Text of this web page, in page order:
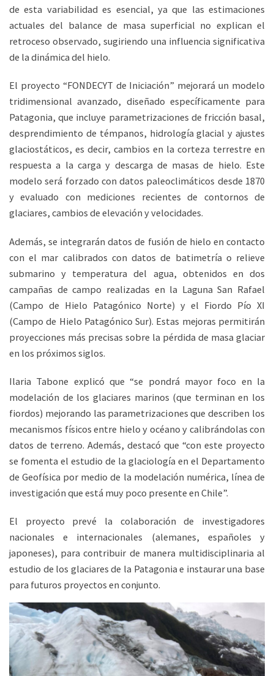
de esta variabilidad es esencial, ya que las estimaciones
actuales del balance de masa superficial no explican el
retroceso observado, sugiriendo una influencia significativa
de la dinámica del hielo.
El proyecto “FONDECYT de Iniciación” mejorará un modelo
tridimensional avanzado, diseñado específicamente para
Patagonia, que incluye parametrizaciones de fricción basal,
desprendimiento de témpanos, hidrología glacial y ajustes
glaciostáticos, es decir, cambios en la corteza terrestre en
respuesta a la carga y descarga de masas de hielo. Este
modelo será forzado con datos paleoclimáticos desde 1870
y evaluado con mediciones recientes de contornos de
glaciares, cambios de elevación y velocidades.
Además, se integrarán datos de fusión de hielo en contacto
con el mar calibrados con datos de batimetría o relieve
submarino y temperatura del agua, obtenidos en dos
campañas de campo realizadas en la Laguna San Rafael
(Campo de Hielo Patagónico Norte) y el Fiordo Pío XI
(Campo de Hielo Patagónico Sur). Estas mejoras permitirán
proyecciones más precisas sobre la pérdida de masa glaciar
en los próximos siglos.
Ilaria Tabone explicó que “se pondrá mayor foco en la
modelación de los glaciares marinos (que terminan en los
fiordos) mejorando las parametrizaciones que describen los
mecanismos físicos entre hielo y océano y calibrándolas con
datos de terreno. Además, destacó que “con este proyecto
se fomenta el estudio de la glaciología en el Departamento
de Geofísica por medio de la modelación numérica, línea de
investigación que está muy poco presente en Chile”.
El proyecto prevé la colaboración de investigadores
nacionales e internacionales (alemanes, españoles y
japoneses), para contribuir de manera multidisciplinaria al
estudio de los glaciares de la Patagonia e instaurar una base
para futuros proyectos en conjunto.